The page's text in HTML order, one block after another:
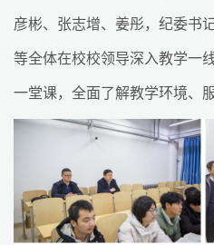
彦彬、张志增、姜彤，纪委书
等全体在校校领导深入教学一
一堂课，全面了解教学环境、